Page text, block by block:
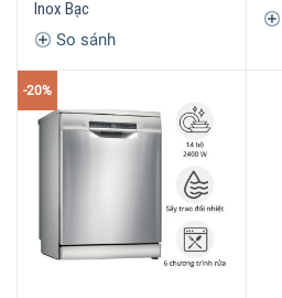
Inox Bạc
So sánh
-20%